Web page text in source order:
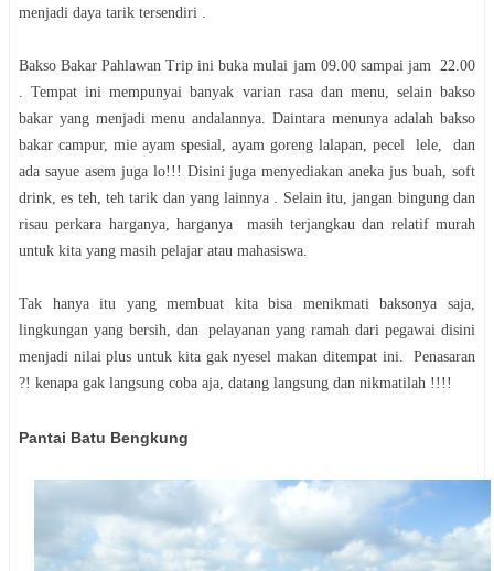
menjadi daya tarik tersendiri .
Bakso Bakar Pahlawan Trip ini buka mulai jam 09.00 sampai jam 22.00
. Tempat ini mempunyai banyak varian rasa dan menu, selain bakso
bakar yang menjadi menu andalannya. Daintara menunya adalah bakso
bakar campur, mie ayam spesial, ayam goreng lalapan, pecel lele, dan
ada sayue asem juga lo!!! Disini juga menyediakan aneka jus buah, soft
drink, es teh, teh tarik dan yang lainnya . Selain itu, jangan bingung dan
risau perkara harganya, harganya masih terjangkau dan relatif murah
untuk kita yang masih pelajar atau mahasiswa.
Tak hanya itu yang membuat kita bisa menikmati baksonya saja,
lingkungan yang bersih, dan pelayanan yang ramah dari pegawai disini
menjadi nilai plus untuk kita gak nyesel makan ditempat ini. Penasaran
?! kenapa gak langsung coba aja, datang langsung dan nikmatilah !!!!
Pantai Batu Bengkung